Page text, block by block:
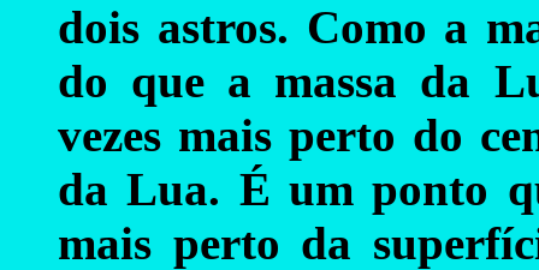
dois astros. Como a
do que a massa da
vezes mais perto do
da Lua. É um ponto
mais perto da